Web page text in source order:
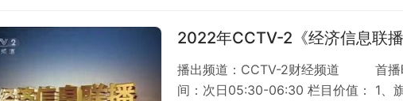
求。 栏目价值：检验生活…
2022年CCTV-2《经济信息联
播出频道：CCTV-2财经频道 首播
间：次日05:30-06:30 栏目价值： 1、